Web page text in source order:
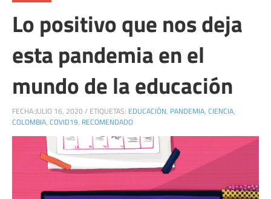
Lo positivo que nos deja
esta pandemia en el
mundo de la educación
FECHA:JULIO 16, 2020 / ETIQUETAS: EDUCACIÓN, PANDEMIA, CIENCIA,
COLOMBIA, COVID19, RECOMENDADO